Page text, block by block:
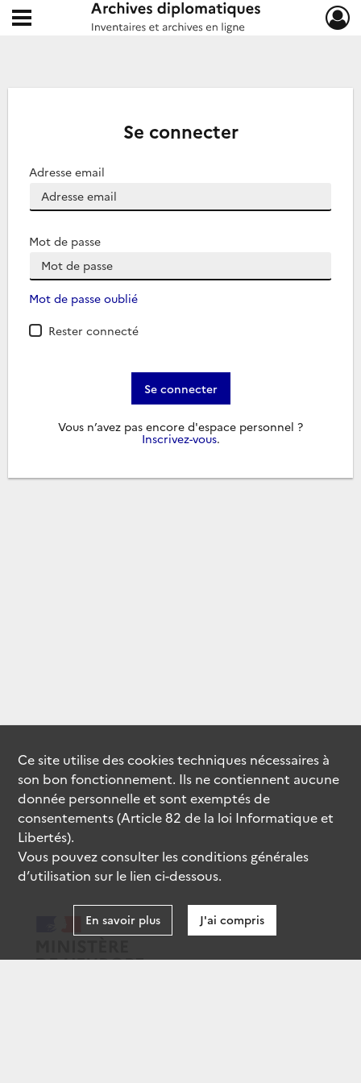
Archives diplomatiques
Ouvrir le menu déroulant
Se connecter
Adresse email
Mot de passe
Mot de passe oublié
Rester connecté
Se connecter
Vous n’avez pas encore d'espace personnel ?
Inscrivez-vous.
Ce site utilise descookiestechniques nécessaires à
son bon fonctionnement. Ils ne contiennent aucune
donnée personnelle et sont exemptés de
consentements (Article 82 de la loi Informatique et
Libertés).
Vous pouvez consulter les conditions générales
d’utilisation sur le lien ci-dessous.
En savoir plus J'ai compris